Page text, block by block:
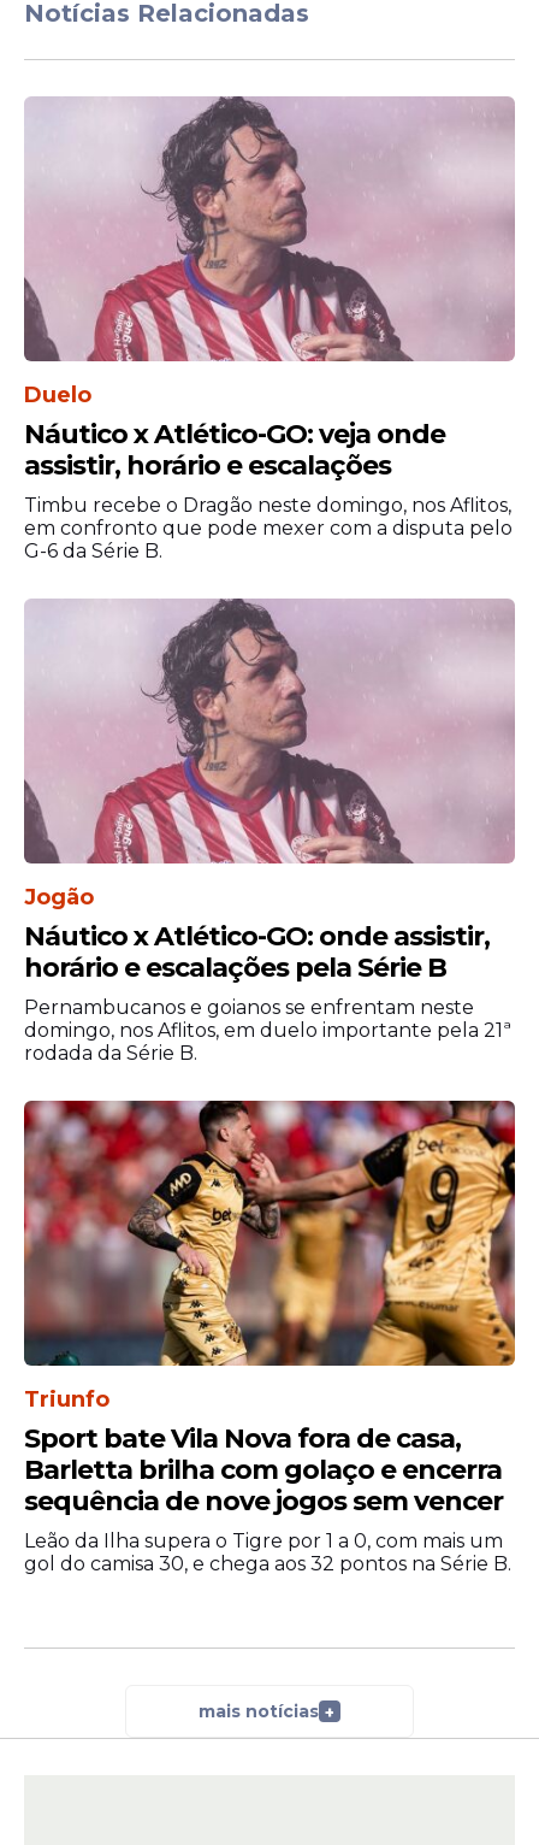
em situação com mais gols de diferença, o
Vitória avança para as quartas de final.
Notícias Relacionadas
Duelo
Náutico x Atlético-GO: veja onde
assistir, horário e escalações
Timbu recebe o Dragão neste domingo, nos Aflitos,
em confronto que pode mexer com a disputa pelo
G-6 da Série B.
Jogão
Náutico x Atlético-GO: onde assistir,
horário e escalações pela Série B
Pernambucanos e goianos se enfrentam neste
domingo, nos Aflitos, em duelo importante pela 21ª
rodada da Série B.
Triunfo
Sport bate Vila Nova fora de casa,
Barletta brilha com golaço e encerra
sequência de nove jogos sem vencer
Leão da Ilha supera o Tigre por 1 a 0, com mais um
gol do camisa 30, e chega aos 32 pontos na Série B.
mais notícias +